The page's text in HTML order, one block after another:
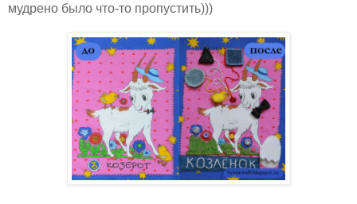
мудрено было что-то пропустить)))